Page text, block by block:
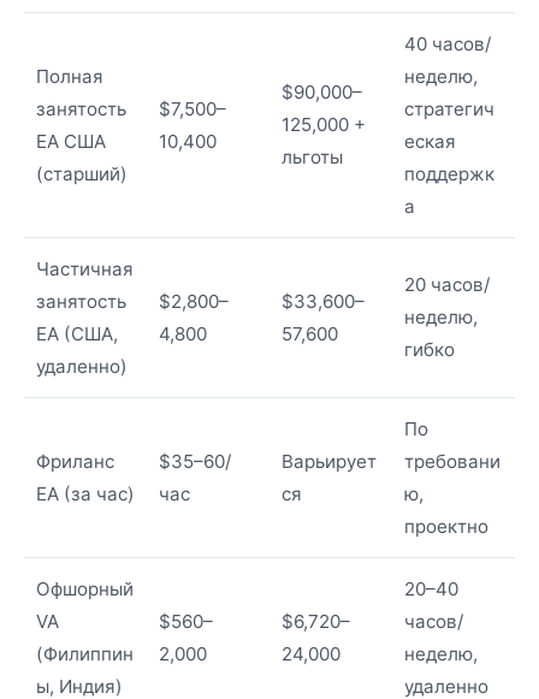
Полная
занятость
EA США
(старший)
$7,500–
10,400
$90,000–
125,000 +
льготы
40 часов/
неделю,
стратегич
еская
поддержк
а
Частичная
занятость
EA (США,
удаленно)
$2,800–
4,800
$33,600–
57,600
20 часов/
неделю,
гибко
Фриланс
EA (за час)
$35–60/
час
Варьирует
ся
По
требовани
ю,
проектно
Офшорный
VA
(Филиппин
ы, Индия)
$560–
2,000
$6,720–
24,000
20–40
часов/
неделю,
удаленно